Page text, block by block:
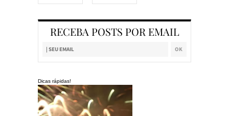
RECEBA POSTS POR EMAIL
Dicas rápidas!